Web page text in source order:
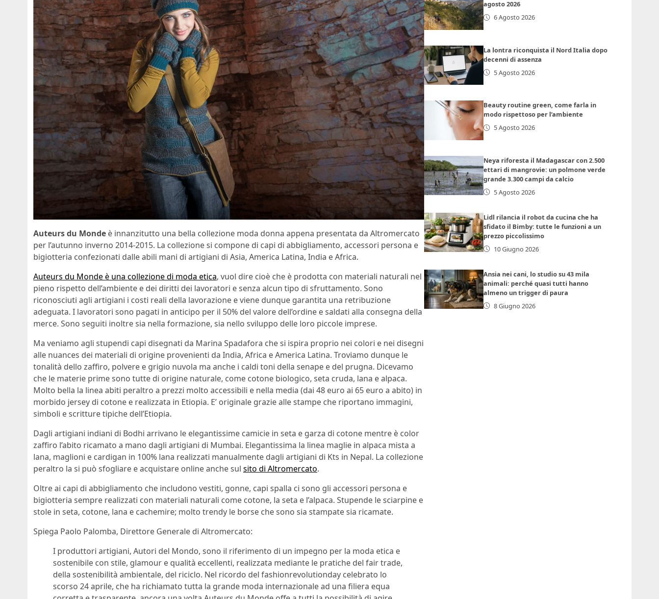
Auteurs du Monde è innanzitutto una bella collezione moda donna appena presentata da Altromercato
per l’autunno inverno 2014-2015. La collezione si compone di capi di abbigliamento, accessori persona e
bigiotteria confezionati dalle abili mani di artigiani di Asia, America Latina, India e Africa.
Auteurs du Monde è una collezione di moda etica, vuol dire cioè che è prodotta con materiali naturali nel
pieno rispetto dell’ambiente e dei diritti dei lavoratori e senza alcun tipo di sfruttamento. Sono
riconosciuti agli artigiani i costi reali della lavorazione e viene dunque garantita una retribuzione
adeguata. I lavoratori sono pagati in anticipo per il 50% del valore dell’ordine e saldati alla consegna della
merce. Sono seguiti inoltre sia nella formazione, sia nello sviluppo delle loro piccole imprese.
Ma veniamo agli stupendi capi disegnati da Marina Spadafora che si ispira proprio nei colori e nei disegni
alle nuances dei materiali di origine provenienti da India, Africa e America Latina. Troviamo dunque le
tonalità dello zaffiro, polvere e grigio nuvola ma anche i caldi toni della senape e del prugna. Dicevamo
che le materie prime sono tutte di origine naturale, come cotone biologico, seta cruda, lana e alpaca.
Molto bella la linea abiti peraltro a prezzi molto accessibili e nella media (dai 48 euro ai 65 euro a abito) in
morbido jersey di cotone e realizzata in Etiopia. E’ originale grazie alle stampe che riportano immagini,
simboli e scritture tipiche dell’Etiopia.
Dagli artigiani indiani di Bodhi arrivano le elegantissime camicie in seta e garza di cotone mentre è color
zaffiro l’abito ricamato a mano dagli artigiani di Mumbai. Elegantissima la linea maglie in alpaca mista a
lana, maglioni e cardigan in 100% lana realizzati manualmente dagli artigiani di Kts in Nepal. La collezione
peraltro la si può sfogliare e acquistare online anche sul sito di Altromercato.
Oltre ai capi di abbigliamento che includono vestiti, gonne, capi spalla ci sono gli accessori persona e
bigiotteria sempre realizzati con materiali naturali come cotone, la seta e l’alpaca. Stupende le sciarpine e
stole in seta, cotone, lana e cachemire; molto trendy le borse che sono sia stampate sia ricamate.
Spiega Paolo Palomba, Direttore Generale di Altromercato:
I produttori artigiani, Autori del Mondo, sono il riferimento di un impegno per la moda etica e
sostenibile con stile, glamour e qualità eccellenti, realizzata mediante le pratiche del fair trade,
della sostenibilità ambientale, del riciclo. Nel ricordo del fashionrevolutionday celebrato lo
scorso 24 aprile, che ha richiamato tutta la grande moda internazionale ad una filiera equa
agosto 2026
6 Agosto 2026
La lontra riconquista il Nord Italia dopo
decenni di assenza
5 Agosto 2026
Beauty routine green, come farla in
modo rispettoso per l’ambiente
5 Agosto 2026
Neya riforesta il Madagascar con 2.500
ettari di mangrovie: un polmone verde
grande 3.300 campi da calcio
5 Agosto 2026
Lidl rilancia il robot da cucina che ha
sfidato il Bimby: tutte le funzioni a un
prezzo piccolissimo
10 Giugno 2026
Ansia nei cani, lo studio su 43 mila
animali: perché quasi tutti hanno
almeno un trigger di paura
8 Giugno 2026